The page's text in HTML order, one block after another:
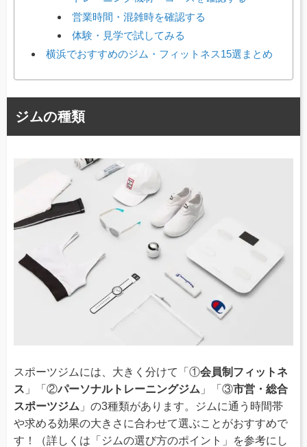
営業時間・混雑時を確認する
体験・見学で試してみる
横浜でおすすめのジム・フィットネス15選まとめ
ジムの種類
スポーツジムには、大きく分けて「①会員制フィットネ
ス 」「②パーソナルトレーニングジム 」「③市営・総合
スポーツジム 」の3種類があります。ジムに通う時間帯
や求める効果の大きさに合わせて選ぶことがおすすめで
す！（詳しくは「ジムの選び方のポイント」を参考にし